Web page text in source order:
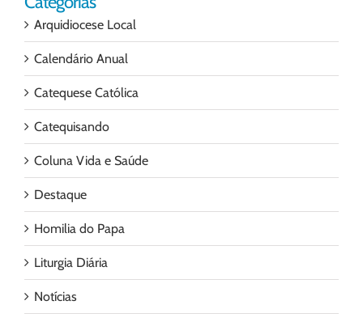
Arquidiocese Local
Calendário Anual
Catequese Católica
Catequisando
Coluna Vida e Saúde
Destaque
Homilia do Papa
Liturgia Diária
Notícias